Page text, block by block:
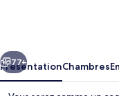
&
Suites
Suivant
77+
PrésentationChambres